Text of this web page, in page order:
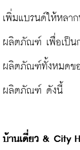
เพิ่มแบรนด์ให้หลา
ผลิตภัณฑ์ เพื่อเป็นก
ผลิตภัณฑ์ทั้งหมดขอ
ผลิตภัณฑ์ ดังนี้
บ้านเดี่ยว & City